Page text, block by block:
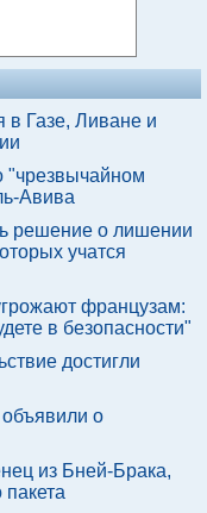
в Газе, Ливане и
"чрезвычайном
Авива
решение о лишении
учатся
французам:
в безопасности"
достигли
о
из Бней-Брака,